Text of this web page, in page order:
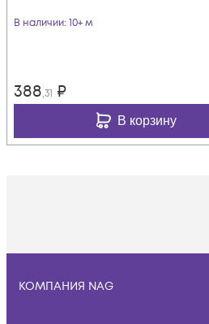
В наличии: 10+ м
388,31 ₽
В корзину
КОМПАНИЯ NAG